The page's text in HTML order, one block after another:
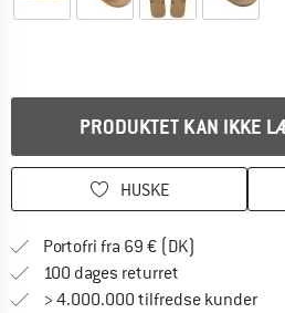
PRODUKTET KAN IKKE
HUSKE
Portofri fra 69 € (DK)
100 dages returret
> 4.000.000 tilfredse kunder